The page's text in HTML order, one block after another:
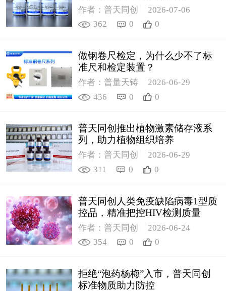
作者：普天同创
2026-07-06
362
0 0
做钢卷尺检定，为什么少不了标
准尺和检定装置？
作者：普量天铸
2026-06-29
436
0 0
普天同创推出植物激素储存液系
列，助力植物组织培养
作者：普天同创
2026-06-29
311
0 0
普天同创人类免疫缺陷病毒1型质
控品，精准把控HIV检测质量
作者：普天同创
2026-06-24
354
0 0
拒绝“泡药杨梅”入市，普天同创
标准物质助力防控